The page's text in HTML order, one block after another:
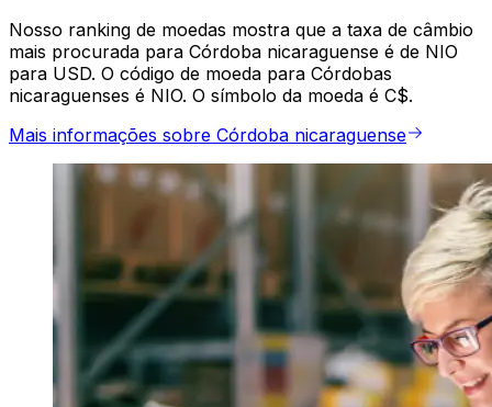
Nosso ranking de moedas mostra que a taxa de câmbio
mais procurada para Córdoba nicaraguense é de NIO
para USD. O código de moeda para Córdobas
nicaraguenses é NIO. O símbolo da moeda é C$.
Mais informações sobre Córdoba nicaraguense